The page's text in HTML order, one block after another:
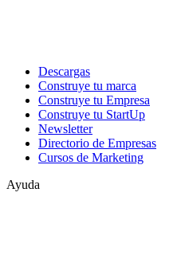
Descargas
Construye tu marca
Construye tu Empresa
Construye tu StartUp
Newsletter
Directorio de Empresas
Cursos de Marketing
Ayuda